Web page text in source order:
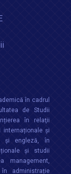
în cadrul
de Studii
în relaţii
internaționale şi
și engleză, în
și studii
management,
administrație